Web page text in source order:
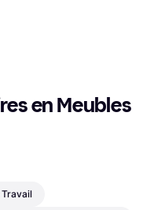
en Meubles
Travail